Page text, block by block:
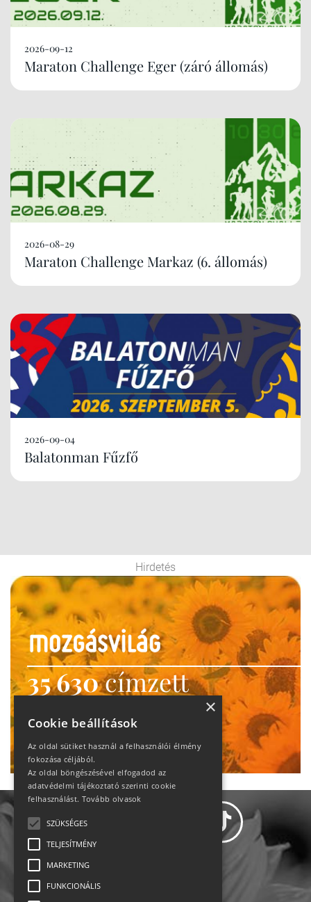
2026-09-12
Maraton Challenge Eger (záró állomás)
2026-08-29
Maraton Challenge Markaz (6. állomás)
2026-09-04
Balatonman Fűzfő
Hirdetés
35 630címzett
heti motiváció
Ne maradj le!
×
Cookie beállítások
Az oldal sütiket használ a felhasználói élmény
fokozása céljából.
Az oldal böngészésével elfogadod az
adatvédelmi tájékoztató szerinti cookie
felhasználást. Tovább olvasok
SZÜKSÉGES
TELJESÍTMÉNY
MARKETING
FUNKCIONÁLIS